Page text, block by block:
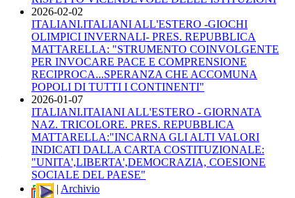
2026-02-02
ITALIANI.ITALIANI ALL'ESTERO -GIOCHI
OLIMPICI INVERNALI- PRES. REPUBBLICA
MATTARELLA: "STRUMENTO COINVOLGENTE
PER INVOCARE PACE E COMPRENSIONE
RECIPROCA...SPERANZA CHE ACCOMUNA
POPOLI DI TUTTI I CONTINENTI"
2026-01-07
ITALIANI.ITAIANI ALL'ESTERO - GIORNATA
NAZ. TRICOLORE. PRES. REPUBBLICA
MATTARELLA:"INCARNA GLI ALTI VALORI
INDICATI DALLA CARTA COSTITUZIONALE:
"UNITA',LIBERTA',DEMOCRAZIA, COESIONE
SOCIALE DEL PAESE"
| Archivio